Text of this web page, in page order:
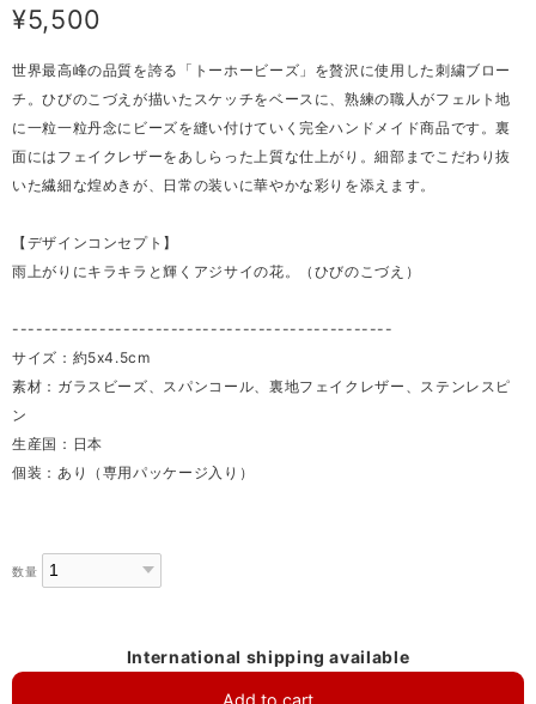
¥5,500
世界最高峰の品質を誇る「トーホービーズ」を贅沢に使用した刺繍ブロー
チ。ひびのこづえが描いたスケッチをベースに、熟練の職人がフェルト地
に一粒一粒丹念にビーズを縫い付けていく完全ハンドメイド商品です。裏
面にはフェイクレザーをあしらった上質な仕上がり。細部までこだわり抜
いた繊細な煌めきが、日常の装いに華やかな彩りを添えます。
【デザインコンセプト】
雨上がりにキラキラと輝くアジサイの花。（ひびのこづえ）
------------------------------------------------
サイズ：約5x4.5cm
素材：ガラスビーズ、スパンコール、裏地フェイクレザー、ステンレスピ
ン
生産国：日本
個装：あり（専用パッケージ入り）
数量
International shipping available
Add to cart